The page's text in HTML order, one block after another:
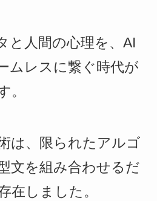
と人間の心理を、AI
ムレスに繋ぐ時代が
。
は、限られたアルゴ
文を組み合わせるだ
在しました。